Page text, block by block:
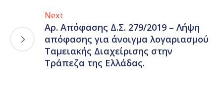
Next
Αρ. Απόφασης Δ.Σ. 279/2019 – Λήψη
απόφασης για άνοιγμα λογαριασμού
Ταμειακής Διαχείρισης στην
Τράπεζα της Ελλάδας.